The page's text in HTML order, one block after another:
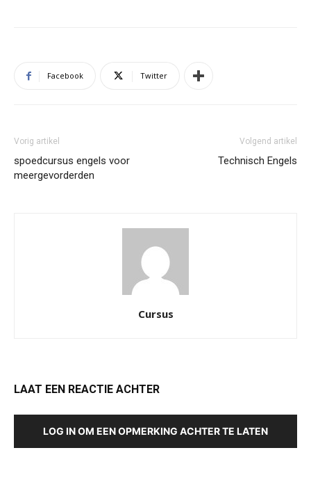
Facebook Twitter
Vorig artikel
spoedcursus engels voor
meergevorderden
Volgend artikel
Technisch Engels
Cursus
LAAT EEN REACTIE ACHTER
LOG IN OM EEN OPMERKING ACHTER TE LATEN